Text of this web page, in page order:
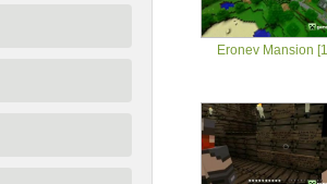
Eronev Mansion